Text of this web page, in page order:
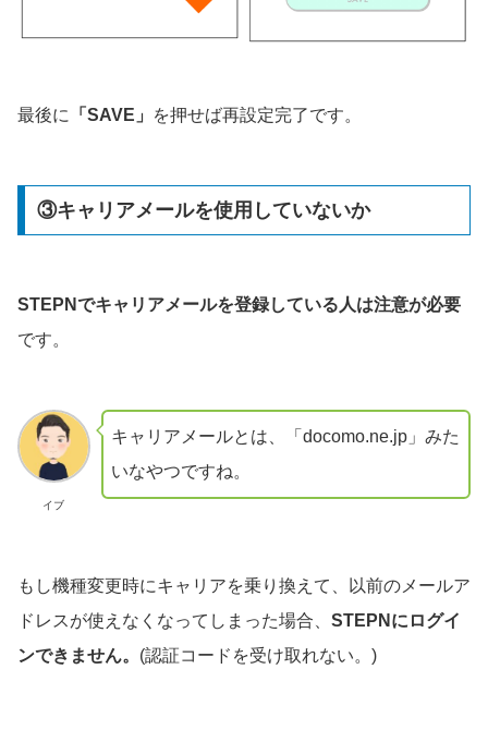
最後に 「SAVE」 を押せば再設定完了です。
③キャリアメールを使用していないか
STEPNでキャリアメールを登録している人は注意が必要
です。
イブ
キャリアメールとは、「docomo.ne.jp」みた
いなやつですね。
もし機種変更時にキャリアを乗り換えて、以前のメールア
ドレスが使えなくなってしまった場合、 STEPNにログイ
ンできません。 (認証コードを受け取れない。)